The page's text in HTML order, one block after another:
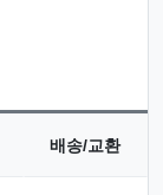
배송/교환